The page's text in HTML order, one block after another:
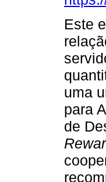
Este
uma
para
de